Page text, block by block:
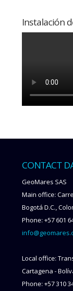
Instalación
CONTACT
GeoMares SAS
Main office:
Bogotá D.C.,
Phone: +57 601
Local office:
Cartagena -
Phone: +57 310